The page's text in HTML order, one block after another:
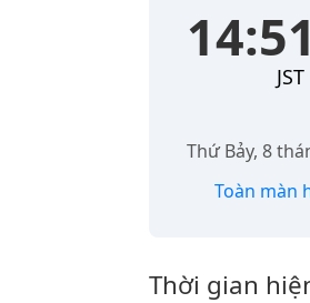
JST
Thứ Bảy, 8
Toàn màn
Thời gian